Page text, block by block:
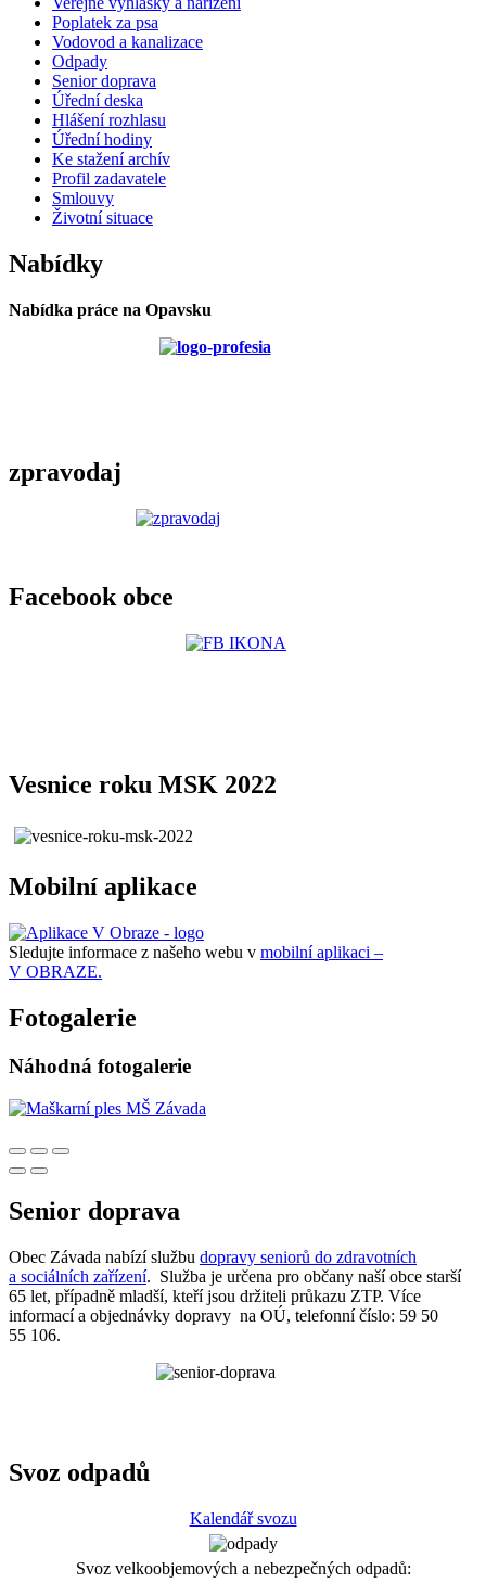
Poplatek za psa
Vodovod a kanalizace
Odpady
Senior doprava
Úřední deska
Hlášení rozhlasu
Úřední hodiny
Ke stažení archív
Profil zadavatele
Smlouvy
Životní situace
Nabídky
Nabídka práce na Opavsku
zpravodaj
Facebook obce
Vesnice roku MSK 2022
Mobilní aplikace
Sledujte informace z našeho webu v mobilní aplikaci –
V OBRAZE.
Fotogalerie
Náhodná fotogalerie
Senior doprava
Obec Závada nabízí službu dopravy seniorů do zdravotních
a sociálních zařízení. Služba je určena pro občany naší obce starší
65 let, případně mladší, kteří jsou držiteli průkazu ZTP. Více
informací a objednávky dopravy na OÚ, telefonní číslo: 59 50
55 106.
Svoz odpadů
Kalendář svozu
Svoz velkoobjemových a nebezpečných odpadů: